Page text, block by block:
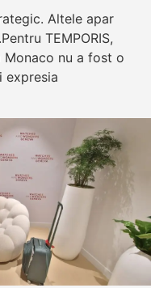
Altele apar
TEMPORIS,
Monaco nu a fost o
expresia